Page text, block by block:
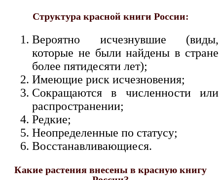
Структура красной книги России:
Вероятно исчезнувшие (виды,
которые не были найдены в стране
более пятидесяти лет);
Имеющие риск исчезновения;
Сокращаются в численности или
распространении;
Редкие;
Неопределенные по статусу;
Восстанавливающиеся.
Какие растения внесены в красную книгу